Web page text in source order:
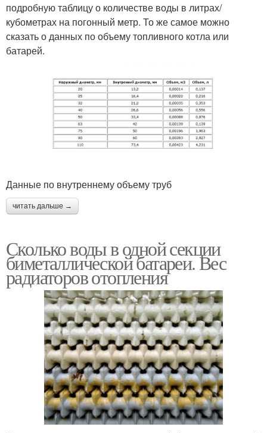
подробную таблицу о количестве воды в литрах/
кубометрах на погонный метр. То же самое можно
сказать о данных по объему топливного котла или
батарей.
Данные по внутреннему объему труб
читать дальше →
Сколько воды в одной секции
биметаллической батареи. Вес
радиаторов отопления